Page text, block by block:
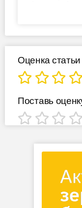
Оценка статьи
Поставь